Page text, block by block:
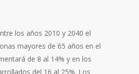
los años 2010 y 2040 el
mayores de 65 años en el
de 8 al 14% y en los
del 16 al 25%. Los